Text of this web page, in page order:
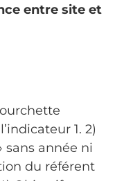
entre site et
1. 2)
sans année ni
du référent